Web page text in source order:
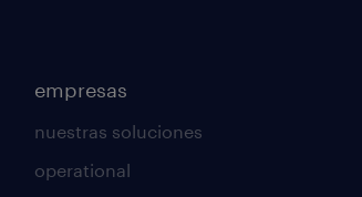
empresas
nuestras soluciones
operational